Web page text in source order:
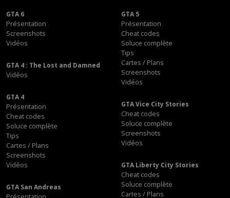
GTA 6
Présentation
Screenshots
Vidéos
GTA 5
Présentation
Cheat codes
Soluce complète
Tips
Cartes / Plans
Screenshots
Vidéos
GTA 4 : The Lost and Damned
Vidéos
GTA 4
Présentation
Cheat codes
Soluce complète
Tips
Cartes / Plans
Screenshots
Vidéos
GTA Vice City Stories
Cheat codes
Soluce complète
Screenshots
Vidéos
GTA Liberty City Stories
Cheat codes
Soluce complète
Cartes / Plans
GTA San Andreas